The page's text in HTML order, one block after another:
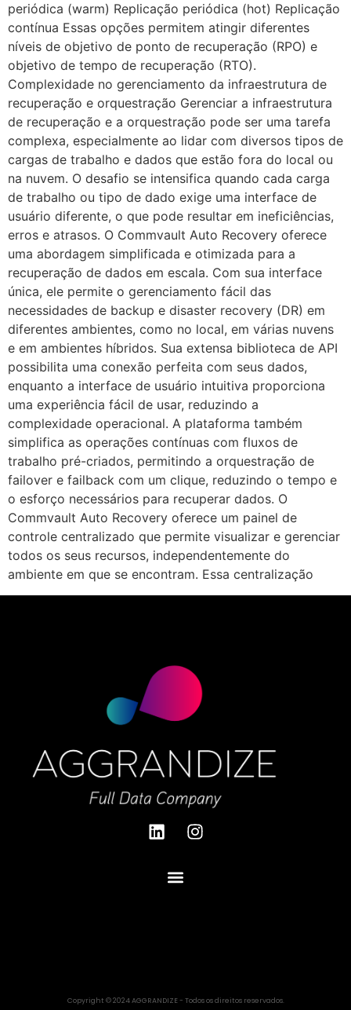
periódica (warm) Replicação periódica (hot) Replicação
contínua Essas opções permitem atingir diferentes
níveis de objetivo de ponto de recuperação (RPO) e
objetivo de tempo de recuperação (RTO).
Complexidade no gerenciamento da infraestrutura de
recuperação e orquestração Gerenciar a infraestrutura
de recuperação e a orquestração pode ser uma tarefa
complexa, especialmente ao lidar com diversos tipos de
cargas de trabalho e dados que estão fora do local ou
na nuvem. O desafio se intensifica quando cada carga
de trabalho ou tipo de dado exige uma interface de
usuário diferente, o que pode resultar em ineficiências,
erros e atrasos. O Commvault Auto Recovery oferece
uma abordagem simplificada e otimizada para a
recuperação de dados em escala. Com sua interface
única, ele permite o gerenciamento fácil das
necessidades de backup e disaster recovery (DR) em
diferentes ambientes, como no local, em várias nuvens
e em ambientes híbridos. Sua extensa biblioteca de API
possibilita uma conexão perfeita com seus dados,
enquanto a interface de usuário intuitiva proporciona
uma experiência fácil de usar, reduzindo a
complexidade operacional. A plataforma também
simplifica as operações contínuas com fluxos de
trabalho pré-criados, permitindo a orquestração de
failover e failback com um clique, reduzindo o tempo e
o esforço necessários para recuperar dados. O
Commvault Auto Recovery oferece um painel de
controle centralizado que permite visualizar e gerenciar
todos os seus recursos, independentemente do
ambiente em que se encontram. Essa centralização
Copyright © 2024 AGGRANDIZE - Todos os direitos reservados.